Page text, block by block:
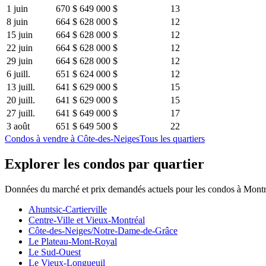
1 juin
670 $ 649 000 $
13
8 juin
664 $ 628 000 $
12
15 juin
664 $ 628 000 $
12
22 juin
664 $ 628 000 $
12
29 juin
664 $ 628 000 $
12
6 juill.
651 $ 624 000 $
12
13 juill.
641 $ 629 000 $
15
20 juill.
641 $ 629 000 $
15
27 juill.
641 $ 649 000 $
17
3 août
651 $ 649 500 $
22
Condos à vendre à Côte-des-NeigesTous les quartiers
Explorer les condos par quartier
Données du marché et prix demandés actuels pour les condos à
Ahuntsic-Cartierville
Centre-Ville et Vieux-Montréal
Côte-des-Neiges/Notre-Dame-de-Grâce
Le Plateau-Mont-Royal
Le Sud-Ouest
Le Vieux-Longueuil